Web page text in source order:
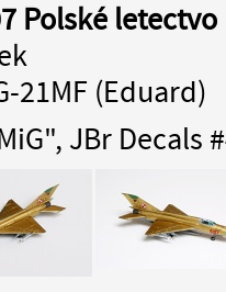
Polské letectvo
21MF (Eduard)
JBr Decals